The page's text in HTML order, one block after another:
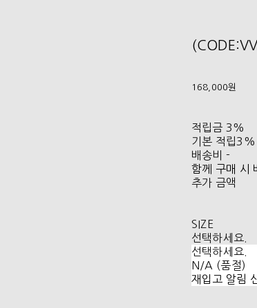
168,000원
적립금 3%
기본 적립3%
배송비 -
함께 구매 시
추가 금액
SIZE
선택하세요.
선택하세요.
N/A (품절)
재입고 알림